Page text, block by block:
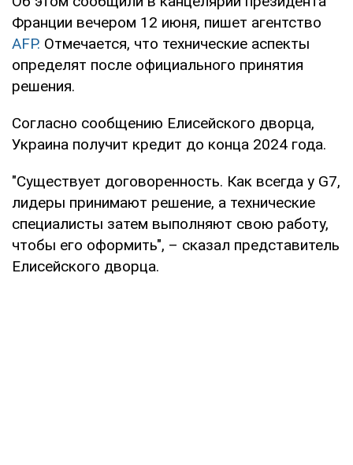
Франции вечером 12 июня, пишет агентство
AFP. Отмечается, что технические аспекты
определят после официального принятия
решения.
Согласно сообщению Елисейского дворца,
Украина получит кредит до конца 2024 года.
"Существует договоренность. Как всегда у G7,
лидеры принимают решение, а технические
специалисты затем выполняют свою работу,
чтобы его оформить", – сказал представитель
Елисейского дворца.